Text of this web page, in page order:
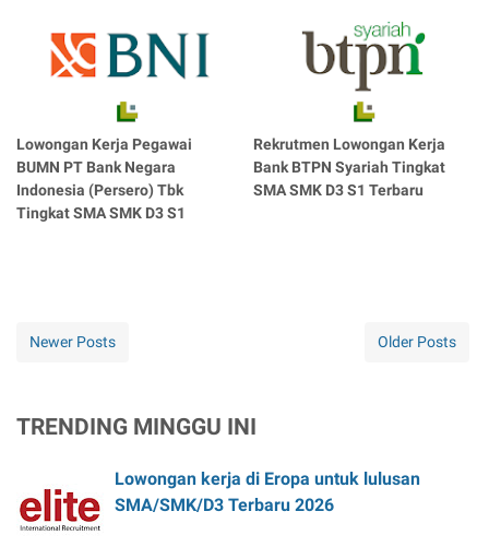
Lowongan Kerja Pegawai
BUMN PT Bank Negara
Indonesia (Persero) Tbk
Tingkat SMA SMK D3 S1
Rekrutmen Lowongan Kerja
Bank BTPN Syariah Tingkat
SMA SMK D3 S1 Terbaru
Newer Posts Older Posts
TRENDING MINGGU INI
Lowongan kerja di Eropa untuk lulusan
SMA/SMK/D3 Terbaru 2026